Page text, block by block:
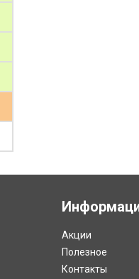
Акции
Полезное
Контакты